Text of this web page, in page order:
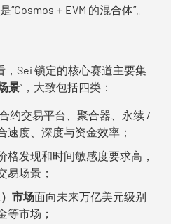
“Cosmos＋EVM 的混合体”。
，Sei 锁定的核心赛道主要集
景”，大致包括四类：
约交易平台、聚合器、永续 /
速度、深度与资金效率；
格发现和时间敏感度要求高，
易场景；
市场面向未来万亿美元级别
等市场；